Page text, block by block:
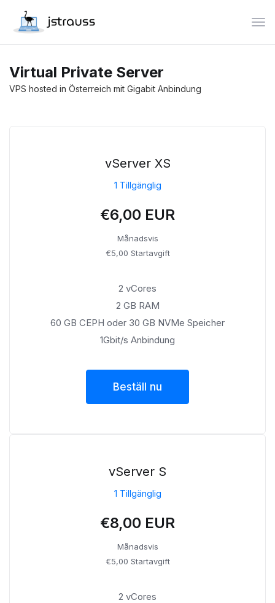
Virtual Private Server
VPS hosted in Österreich mit Gigabit Anbindung
vServer XS
1 Tillgänglig
€6,00 EUR
Månadsvis
€5,00 Startavgift
2 vCores
2 GB RAM
60 GB CEPH oder 30 GB NVMe Speicher
1Gbit/s Anbindung
Beställ nu
vServer S
1 Tillgänglig
€8,00 EUR
Månadsvis
€5,00 Startavgift
2 vCores